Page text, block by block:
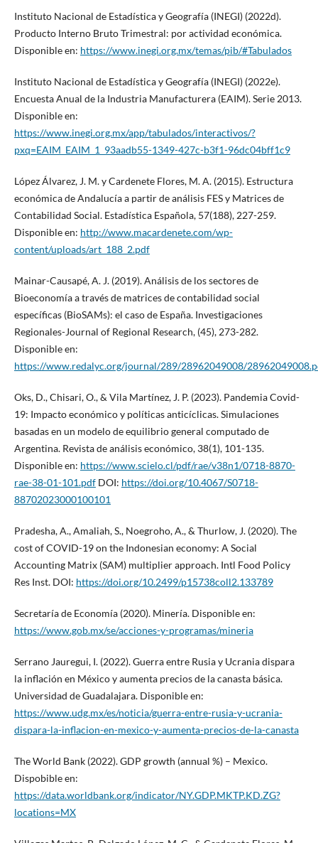
Instituto Nacional de Estadística y Geografía (INEGI) (2022d).
Producto Interno Bruto Trimestral: por actividad económica.
Disponible en: https://www.inegi.org.mx/temas/pib/#Tabulados
Instituto Nacional de Estadística y Geografía (INEGI) (2022e).
Encuesta Anual de la Industria Manufacturera (EAIM). Serie 2013.
Disponible en:
https://www.inegi.org.mx/app/tabulados/interactivos/?
pxq=EAIM_EAIM_1_93aadb55-1349-427c-b3f1-96dc04bff1c9
López Álvarez, J. M. y Cardenete Flores, M. A. (2015). Estructura
económica de Andalucía a partir de análisis FES y Matrices de
Contabilidad Social. Estadística Española, 57(188), 227-259.
Disponible en: http://www.macardenete.com/wp-
content/uploads/art_188_2.pdf
Mainar-Causapé, A. J. (2019). Análisis de los sectores de
Bioeconomía a través de matrices de contabilidad social
específicas (BioSAMs): el caso de España. Investigaciones
Regionales-Journal of Regional Research, (45), 273-282.
Disponible en:
https://www.redalyc.org/journal/289/28962049008/
Oks, D., Chisari, O., & Vila Martínez, J. P. (2023). Pandemia Covid-
19: Impacto económico y políticas anticíclicas. Simulaciones
basadas en un modelo de equilibrio general computado de
Argentina. Revista de análisis económico, 38(1), 101-135.
Disponible en: https://www.scielo.cl/pdf/rae/v38n1/0718-8870-
rae-38-01-101.pdfDOI: https://doi.org/10.4067/S0718-
88702023000100101
Pradesha, A., Amaliah, S., Noegroho, A., & Thurlow, J. (2020). The
cost of COVID-19 on the Indonesian economy: A Social
Accounting Matrix (SAM) multiplier approach. Intl Food Policy
Res Inst. DOI: https://doi.org/10.2499/p15738coll2.133789
Secretaría de Economía (2020). Minería. Disponible en:
https://www.gob.mx/se/acciones-y-programas/mineria
Serrano Jauregui, I. (2022). Guerra entre Rusia y Ucrania dispara
la inflación en México y aumenta precios de la canasta básica.
Universidad de Guadalajara. Disponible en:
https://www.udg.mx/es/noticia/guerra-entre-rusia-y-ucrania-
dispara-la-inflacion-en-mexico-y-aumenta-precios-de-la-canasta
The World Bank (2022). GDP growth (annual %) – Mexico.
Dispobible en:
https://data.worldbank.org/indicator/NY.GDP.MKTP.KD.ZG?
locations=MX